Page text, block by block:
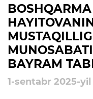
Kelajak
Elektron
BOSHQARMA
BAYRAM
1-sentabr 2025-yil